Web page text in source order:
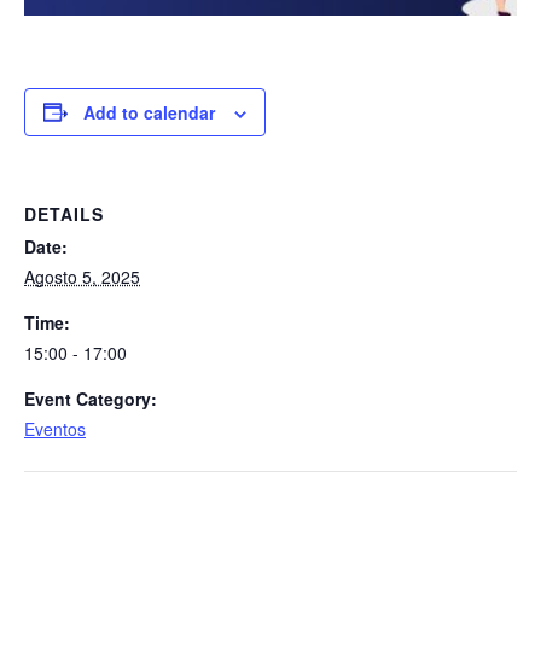
Add to calendar
DETAILS
Date:
Agosto 5, 2025
Time:
15:00 - 17:00
Event Category:
Eventos